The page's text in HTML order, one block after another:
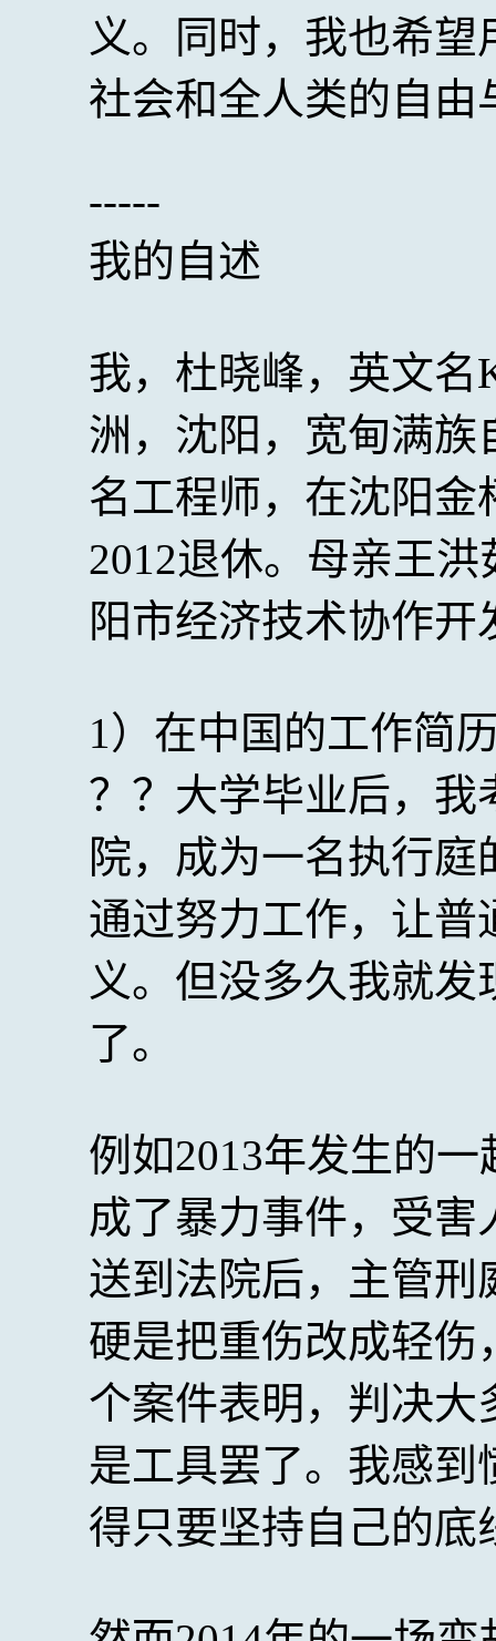
义。同时，我也希
社会和全人类的自由
-----
我的自述
我，杜晓峰，英文名
洲，沈阳，宽甸满
名工程师，在沈阳
2012退休。母亲王
阳市经济技术协作开
1）在中国的工作简
？？大学毕业后，
院，成为一名执行
通过努力工作，让
义。但没多久我就
了。
例如2013年发生的
成了暴力事件，受
送到法院后，主管
硬是把重伤改成轻
个案件表明，判决
是工具罢了。我感
得只要坚持自己的